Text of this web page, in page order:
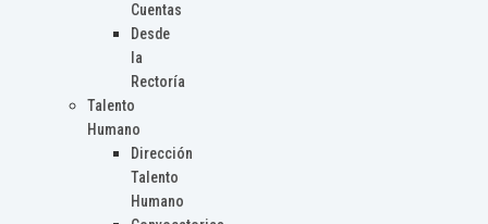
Cuentas
Desde
la
Rectoría
Talento
Humano
Dirección
Talento
Humano